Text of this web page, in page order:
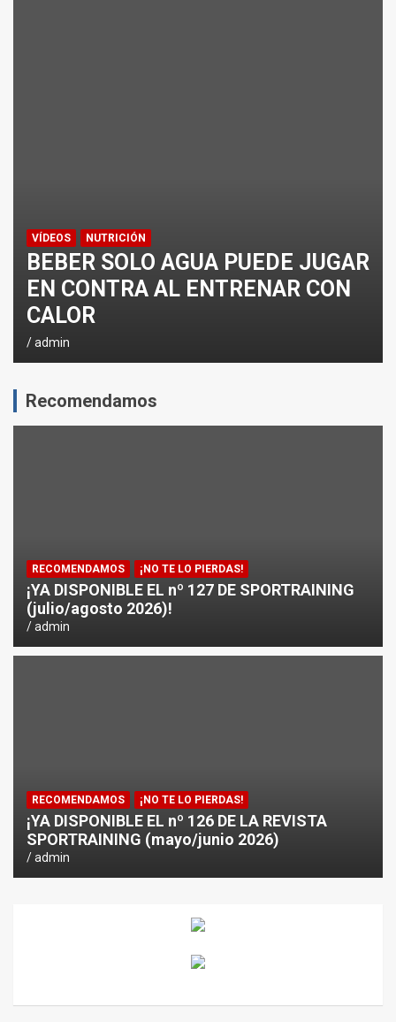
VÍDEOS NUTRICIÓN
BEBER SOLO AGUA PUEDE JUGAR
EN CONTRA AL ENTRENAR CON
CALOR
admin
Recomendamos
RECOMENDAMOS ¡NO TE LO PIERDAS!
¡YA DISPONIBLE EL nº 127 DE SPORTRAINING
(julio/agosto 2026)!
admin
RECOMENDAMOS ¡NO TE LO PIERDAS!
¡YA DISPONIBLE EL nº 126 DE LA REVISTA
SPORTRAINING (mayo/junio 2026)
admin